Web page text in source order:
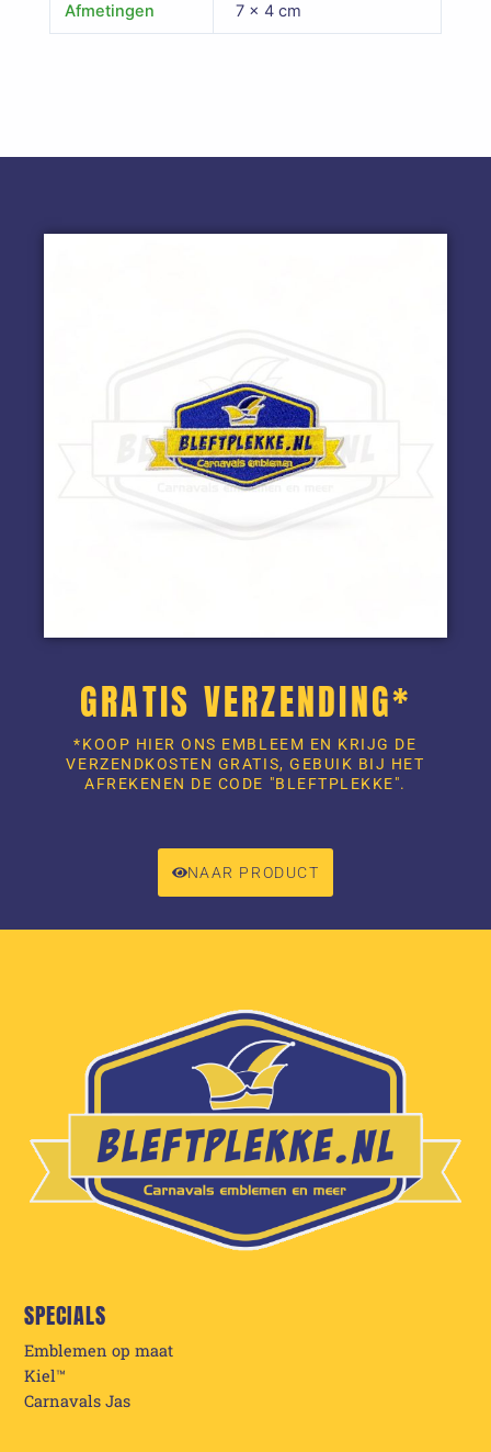
Afmetingen 7 × 4 cm
GRATIS VERZENDING*
*KOOP HIER ONS EMBLEEM EN KRIJG DE
VERZENDKOSTEN GRATIS, GEBUIK BIJ HET
AFREKENEN DE CODE "BLEFTPLEKKE".
NAAR PRODUCT
SPECIALS
Emblemen op maat
Kiel™
Carnavals Jas